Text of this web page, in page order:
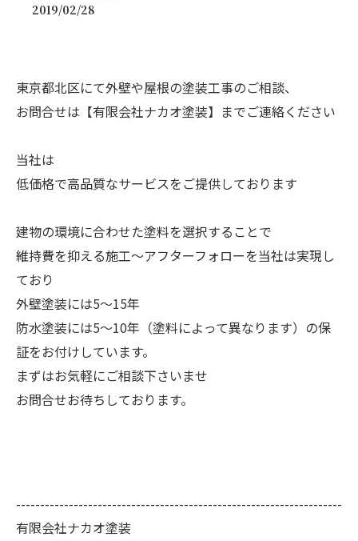
2019/02/28
東京都北区にて外壁や屋根の塗装工事のご相談、
お問合せは【有限会社ナカオ塗装】までご連絡ください
当社は
低価格で高品質なサービスをご提供しております
建物の環境に合わせた塗料を選択することで
維持費を抑える施工～アフターフォローを当社は実現し
ており
外壁塗装には5～15年
防水塗装には5～10年（塗料によって異なります）の保
証をお付けしています。
まずはお気軽にご相談下さいませ
お問合せお待ちしております。
--------------------------------------------------------------------
有限会社ナカオ塗装